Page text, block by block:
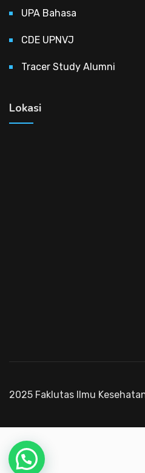
UPA Bahasa
CDE UPNVJ
Tracer Study Alumni
Lokasi
2025 Faklutas Ilmu